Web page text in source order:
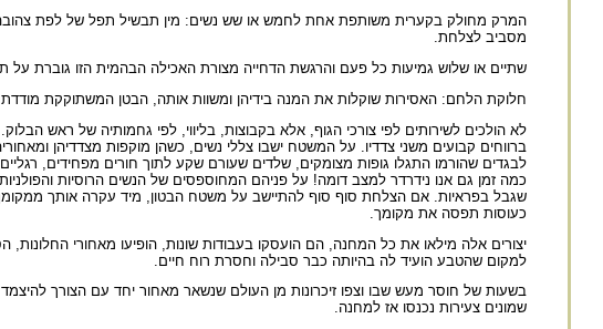
המרק מחולק בקערית משותפת אחת לחמש או שש נשים: מין תבשיל תפל של לפת צהובה
מסביב לצלחת.
שתיים או שלוש גמיעות כל פעם והרגשת הדחייה מצורת האכילה הבהמית הזו גוברת
חלוקת הלחם: האסירות שוקלות את המנה בידיהן ומשוות אותה, הבטן המשתוקקת
לא הולכים לשירותים לפי צורכי הגוף, אלא בקבוצות, בליווי, לפי גחמותיה של ראש
ברווחים קבועים משני צדדיו. על המשטח ישבו צללי נשים, כשהן מוקפות מצדדיהן
לבגדים שהורמו התגלו גופות מצומקים, שלדים שעורם שקע לתוך חורים מפחידים,
כמה זמן גם אנו נידרדר למצב דומה! על פניהם המחוספסים של הנשים הרוסיות
כעוסות תפסה את מקומך.
יצורים אלה מילאו את כל המחנה, הם הועסקו בעבודות שונות, הופיעו מאחורי
למקום שהטבע הועיד לה בהיותה כבר סבילה וחסרת רוח חיים.
בשעות של חוסר מעש שבו וצפו זיכרונות מן העולם שנשאר מאחור יחד עם הצורך
שמונים צעירות נכנסו אז למחנה.